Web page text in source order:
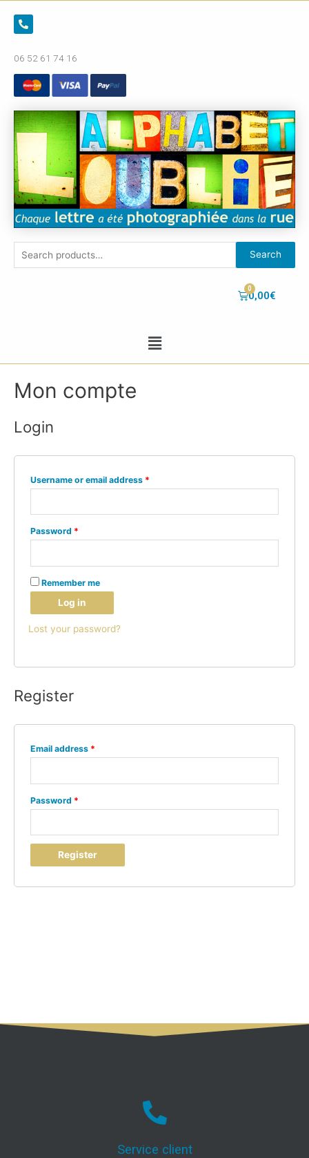
06 52 61 74 16
Search
0,00€
Mon compte
Login
Username or email address *
Password *
Remember me
Log in
Lost your password?
Register
Email address *
Password *
Register
Service client